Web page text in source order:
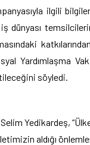
ilgili
dünyası
Yardımlaşma
söyledi.
Yedikardeş,
aldığı